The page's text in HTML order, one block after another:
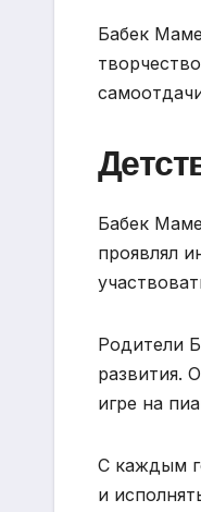
Бабек
Бабек
проявлял
Родители
развития.
игре на
С каждым
и